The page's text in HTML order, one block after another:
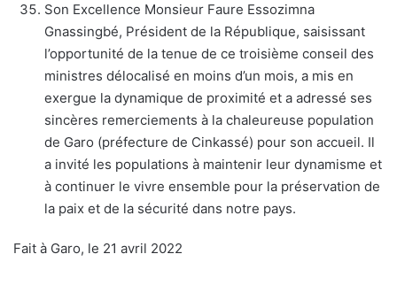
Son Excellence Monsieur Faure Essozimna
Gnassingbé, Président de la République, saisissant
l’opportunité de la tenue de ce troisième conseil des
ministres délocalisé en moins d’un mois, a mis en
exergue la dynamique de proximité et a adressé ses
sincères remerciements à la chaleureuse population
de Garo (préfecture de Cinkassé) pour son accueil. Il
a invité les populations à maintenir leur dynamisme et
à continuer le vivre ensemble pour la préservation de
la paix et de la sécurité dans notre pays.
Fait à Garo, le 21 avril 2022